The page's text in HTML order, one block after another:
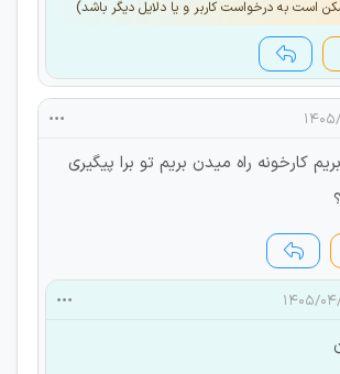
است به درخواست کاربر و یا دلایل دیگر باشد)
کارخونه راه میدن بریم تو برا پیگیری